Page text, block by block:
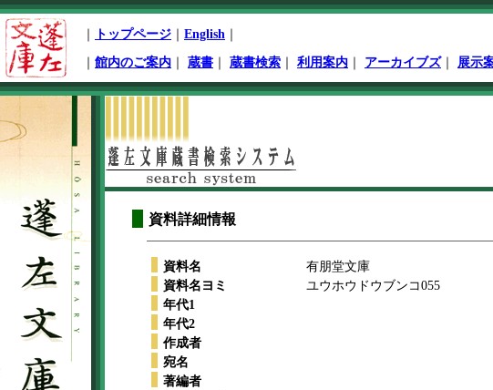
ペ
ー
ジ
先
頭
トップページ English
館内のご案内 蔵書 蔵書検索 利用案内 アーカイブズ｜ 展示
開
始
資料詳細情報
資料名
有朋堂文庫
資料名ヨミ
ユウホウドウブンコ055
年代1
年代2
作成者
宛名
著編者